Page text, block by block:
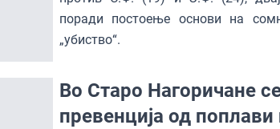
поради постоење основи на
„убиство“.
Во Старо Нагоричане
превенција од